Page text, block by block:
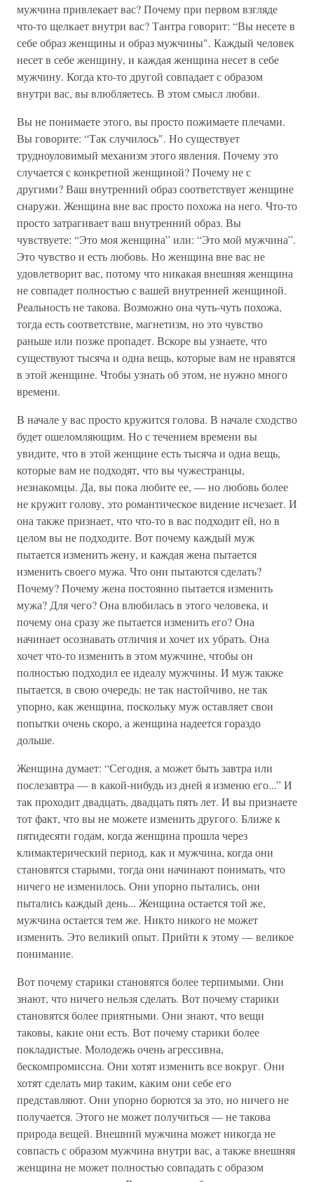
мужчина привлекает вас? Почему при первом взгляде
что-то щелкает внутри вас? Тантра говорит: “Вы несете в
себе образ женщины и образ мужчины". Каждый человек
несет в себе женщину, и каждая женщина несет в себе
мужчину. Когда кто-то другой совпадает с образом
внутри вас, вы влюбляетесь. В этом смысл любви.
Вы не понимаете этого, вы просто пожимаете плечами.
Вы говорите: “Так случилось". Но существует
трудноуловимый механизм этого явления. Почему это
случается с конкретной женщиной? Почему не с
другими? Ваш внутренний образ соответствует женщине
снаружи. Женщина вне вас просто похожа на него. Что-то
просто затрагивает ваш внутренний образ. Вы
чувствуете: “Это моя женщина” или: “Это мой мужчина”.
Это чувство и есть любовь. Но женщина вне вас не
удовлетворит вас, потому что никакая внешняя женщина
не совпадет полностью с вашей внутренней женщиной.
Реальность не такова. Возможно она чуть-чуть похожа,
тогда есть соответствие, магнетизм, но это чувство
раньше или позже пропадет. Вскоре вы узнаете, что
существуют тысяча и одна вещь, которые вам не нравятся
в этой женщине. Чтобы узнать об этом, не нужно много
времени.
В начале у вас просто кружится голова. В начале сходство
будет ошеломляющим. Но с течением времени вы
увидите, что в этой женщине есть тысяча и одна вещь,
которые вам не подходят, что вы чужестранцы,
незнакомцы. Да, вы пока любите ее, — но любовь более
не кружит голову, это романтическое видение исчезает. И
она также признает, что что-то в вас подходит ей, но в
целом вы не подходите. Вот почему каждый муж
пытается изменить жену, и каждая жена пытается
изменить своего мужа. Что они пытаются сделать?
Почему? Почему жена постоянно пытается изменить
мужа? Для чего? Она влюбилась в этого человека, и
почему она сразу же пытается изменить его? Она
начинает осознавать отличия и хочет их убрать. Она
хочет что-то изменить в этом мужчине, чтобы он
полностью подходил ее идеалу мужчины. И муж также
пытается, в свою очередь: не так настойчиво, не так
упорно, как женщина, поскольку муж оставляет свои
попытки очень скоро, а женщина надеется гораздо
дольше.
Женщина думает: “Сегодня, а может быть завтра или
послезавтра — в какой-нибудь из дней я изменю его...” И
так проходит двадцать, двадцать пять лет. И вы признаете
тот факт, что вы не можете изменить другого. Ближе к
пятидесяти годам, когда женщина прошла через
климактерический период, как и мужчина, когда они
становятся старыми, тогда они начинают понимать, что
ничего не изменилось. Они упорно пытались, они
пытались каждый день... Женщина остается той же,
мужчина остается тем же. Никто никого не может
изменить. Это великий опыт. Прийти к этому — великое
понимание.
Вот почему старики становятся более терпимыми. Они
знают, что ничего нельзя сделать. Вот почему старики
становятся более приятными. Они знают, что вещи
таковы, какие они есть. Вот почему старики более
покладистые. Молодежь очень агрессивна,
бескомпромиссна. Они хотят изменить все вокруг. Они
хотят сделать мир таким, каким они себе его
представляют. Они упорно борются за это, но ничего не
получается. Этого не может получиться — не такова
природа вещей. Внешний мужчина может никогда не
совпасть с образом мужчина внутри вас, а также внешняя
женщина не может полностью совпадать с образом